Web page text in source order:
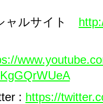
ャルサイト
: https://